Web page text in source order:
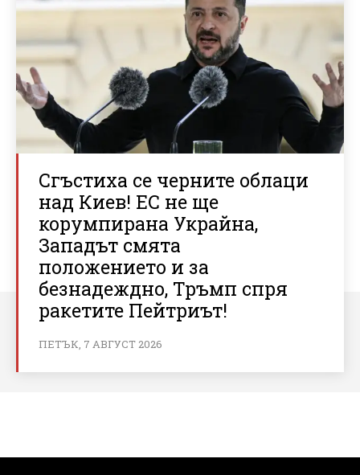
Сгъстиха се черните облаци
над Киев! ЕС не ще
корумпирана Украйна,
Западът смята
положението и за
безнадеждно, Тръмп спря
ракетите Пейтриът!
ПЕТЪК, 7 АВГУСТ 2026